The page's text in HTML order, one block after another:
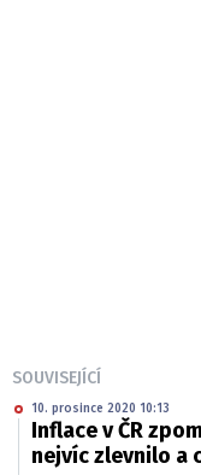
SOUVISEJÍCÍ
10. prosince 2020 10:13
Inflace v ČR
nejvíc zlevnilo a